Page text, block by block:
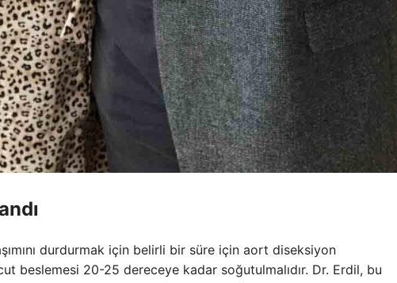
durdurmak için belirli bir süre için aort diseksiyon
beslemesi 20-25 dereceye kadar soğutulmalıdır. Dr. Erdil, bu